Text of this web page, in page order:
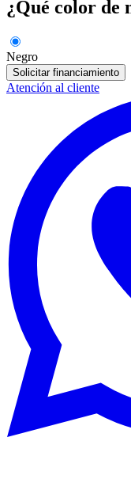
¿Qué color de
Negro
Solicitar financiamiento
Atención al cliente